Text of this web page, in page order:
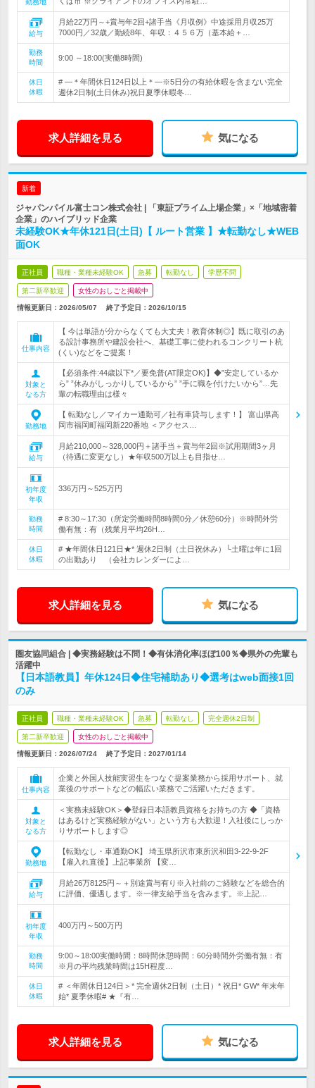
勤務地
給与
月給22万円～+賞与年2回+諸手当《月収例》中途採用月収25万
7000円／32歳／勤続8年、年収：４５６万（基本給＋…
勤務
時間
9:00 ～18:00(実働8時間)
休日
休暇
# ―＊年間休日124日以上＊―※5日分の有給休暇を含まない完全
週休2日制(土日休み)祝日夏季休暇冬…
求人詳細を見る 気になる
新着
ジャパンパイル富士コン株式会社 | 「東証プライム上場企業」×「地域密着
企業」のハイブリッド企業
未経験OK★年休121日(土日)【 ルート営業 】★転勤なし★WEB
面OK
正社員 職種・業種未経験OK 急募 転勤なし 学歴不問
第二新卒歓迎 女性のおしごと掲載中
情報更新日：2026/05/07 終了予定日： 2026/10/15
仕事内容
【 今は単語が分からなくても大丈夫！教育体制◎】既に取引のあ
る設計事務所や建設会社へ、基礎工事に使われるコンクリート杭
(くい)などをご提案！
対象と
なる方
【必須条件:44歳以下*／要免普(AT限定OK)】◆”安定しているか
ら” ”休みがしっかりしているから” ”手に職を付けたいから”…先
輩の転職理由は様々
勤務地
【 転勤なし／マイカー通勤可／社有車貸与します！】 富山県高
岡市福岡町福岡新220番地 ＜アクセス…
給与
月給210,000～328,000円＋諸手当＋賞与年2回※試用期間3ヶ月
（待遇に変更なし）★年収500万以上も目指せ…
初年度
年収
336万円～525万円
勤務
時間
# 8:30～17:30（所定労働時間8時間0分／休憩60分）※時間外労
働有無：有（残業月平均26H…
休日
休暇
# ★年間休日121日★* 週休2日制（土日祝休み）└土曜は年に1回
の出勤あり （会社カレンダーによ…
求人詳細を見る 気になる
圏友協同組合 | ◆実務経験は不問！◆有休消化率ほぼ100％◆県外の先輩も
活躍中
【日本語教員】年休124日◆住宅補助あり◆選考はweb面接1回
のみ
正社員 職種・業種未経験OK 急募 転勤なし 完全週休2日制
第二新卒歓迎 女性のおしごと掲載中
情報更新日：2026/07/24 終了予定日： 2027/01/14
仕事内容
企業と外国人技能実習生をつなぐ提案業務から採用サポート、就
業後のサポートなどの幅広い業務でご活躍いただきます。
対象と
なる方
＜実務未経験OK＞◆登録日本語教員資格をお持ちの方 ◆「資格
はあるけど実務経験がない」という方も大歓迎！入社後にしっか
りサポートします◎
勤務地
【転勤なし・車通勤OK】 埼玉県所沢市東所沢和田3-22-9-2F
【雇入れ直後】上記事業所 【変…
給与
月給26万8125円～＋別途賞与有り※入社前のご経験などを総合的
に評価、優遇します。※一律支給手当を含みます。※上記…
初年度
年収
400万円～500万円
勤務
時間
9:00～18:00実働時間：8時間休憩時間：60分時間外労働有無：有
※月の平均残業時間は15H程度…
休日
休暇
# ＜年間休日124日＞* 完全週休2日制（土日）* 祝日* GW* 年末年
始* 夏季休暇# ★『有…
求人詳細を見る 気になる